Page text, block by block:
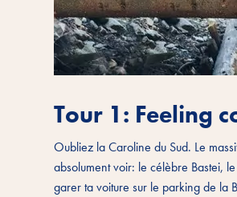
Tour 1: Feeling
Oubliez la Caroline du Sud. Le
absolument voir: le célèbre Bastei,
garer ta voiture sur le parking de la